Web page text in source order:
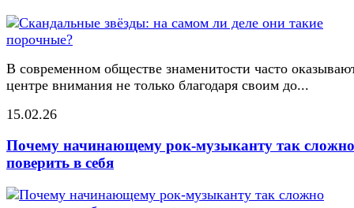
В современном обществе знаменитости часто
центре внимания не только благодаря своим до...
15.02.26
Почему начинающему рок-музыканту так сложно
поверить в себя